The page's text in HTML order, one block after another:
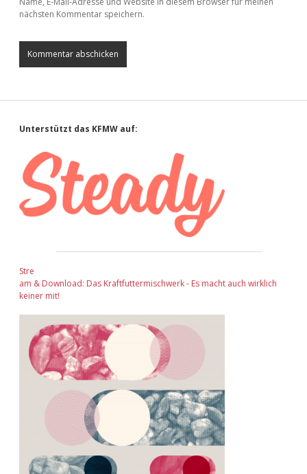
nächsten Kommentar speichern.
Sidebar
Unterstützt das KFMW auf:
Stre
am & Download: Das Kraftfuttermischwerk - Es macht auch wirklich
keiner mit!